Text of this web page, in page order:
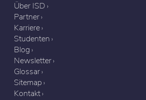
Über ISD
Partner
Karriere
Studenten
Blog
Newsletter
Glossar
Sitemap
Kontakt